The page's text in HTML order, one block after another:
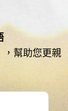
，幫助您更親